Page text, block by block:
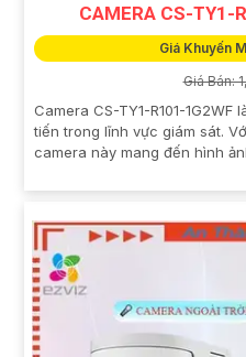
CAMERA CS-TY1-
Giá Khuyến
Giá Bán:
Camera CS-TY1-R101-
tiến trong lĩnh vực giám sát.
camera này mang đến hình